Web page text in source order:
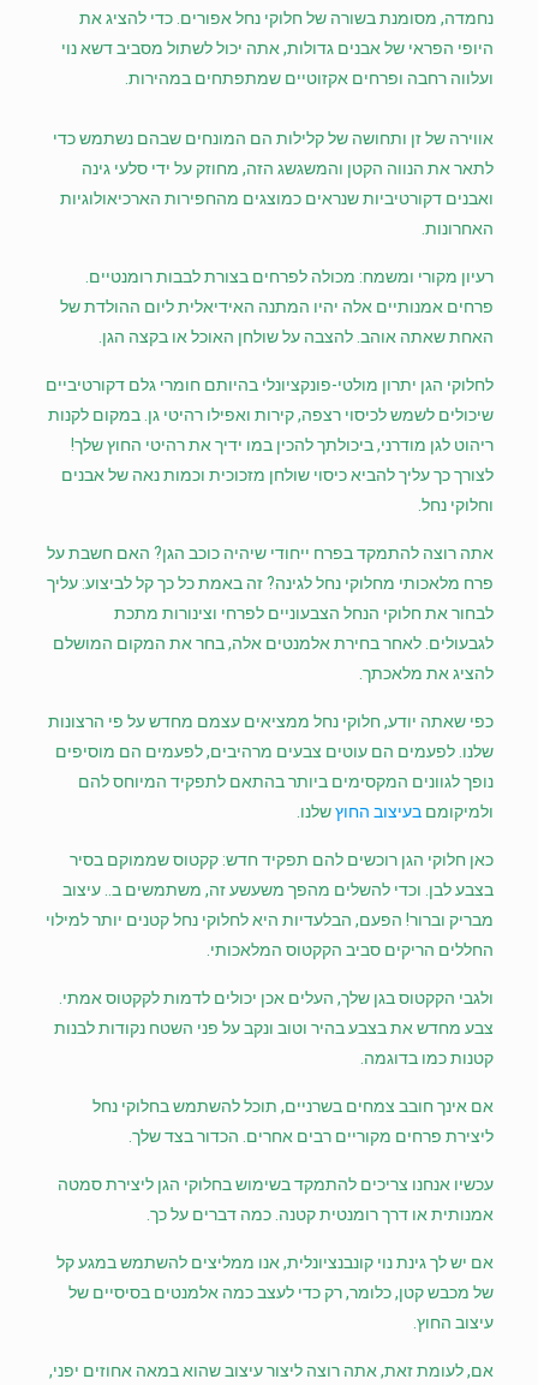
נחמדה, מסומנת בשורה של חלוקי נחל אפורים. כדי להציג את
היופי הפראי של אבנים גדולות, אתה יכול לשתול מסביב דשא נוי
ועלווה רחבה ופרחים אקזוטיים שמתפתחים במהירות.
אווירה של זן ותחושה של קלילות הם המונחים שבהם נשתמש כדי
לתאר את הנווה הקטן והמשגשג הזה, מחוזק על ידי סלעי גינה
ואבנים דקורטיביות שנראים כמוצגים מהחפירות הארכיאולוגיות
האחרונות.
רעיון מקורי ומשמח: מכולה לפרחים בצורת לבבות רומנטיים.
פרחים אמנותיים אלה יהיו המתנה האידיאלית ליום ההולדת של
האחת שאתה אוהב. להצבה על שולחן האוכל או בקצה הגן.
לחלוקי הגן יתרון מולטי-פונקציונלי בהיותם חומרי גלם דקורטיביים
שיכולים לשמש לכיסוי רצפה, קירות ואפילו רהיטי גן. במקום לקנות
ריהוט לגן מודרני, ביכולתך להכין במו ידיך את רהיטי החוץ שלך!
לצורך כך עליך להביא כיסוי שולחן מזכוכית וכמות נאה של אבנים
וחלוקי נחל.
אתה רוצה להתמקד בפרח ייחודי שיהיה כוכב הגן? האם חשבת על
פרח מלאכותי מחלוקי נחל לגינה? זה באמת כל כך קל לביצוע: עליך
לבחור את חלוקי הנחל הצבעוניים לפרחי וצינורות מתכת
לגבעולים. לאחר בחירת אלמנטים אלה, בחר את המקום המושלם
להציג את מלאכתך.
כפי שאתה יודע, חלוקי נחל ממציאים עצמם מחדש על פי הרצונות
שלנו. לפעמים הם עוטים צבעים מרהיבים, לפעמים הם מוסיפים
נופך לגוונים המקסימים ביותר בהתאם לתפקיד המיוחס להם
ולמיקומם בעיצוב החוץשלנו.
כאן חלוקי הגן רוכשים להם תפקיד חדש: קקטוס שממוקם בסיר
בצבע לבן. וכדי להשלים מהפך משעשע זה, משתמשים ב.. עיצוב
מבריק וברור! הפעם, הבלעדיות היא לחלוקי נחל קטנים יותר למילוי
החללים הריקים סביב הקקטוס המלאכותי.
ולגבי הקקטוס בגן שלך, העלים אכן יכולים לדמות לקקטוס אמתי.
צבע מחדש את בצבע בהיר וטוב ונקב על פני השטח נקודות לבנות
קטנות כמו בדוגמה.
אם אינך חובב צמחים בשרניים, תוכל להשתמש בחלוקי נחל
ליצירת פרחים מקוריים רבים אחרים. הכדור בצד שלך.
עכשיו אנחנו צריכים להתמקד בשימוש בחלוקי הגן ליצירת סמטה
אמנותית או דרך רומנטית קטנה. כמה דברים על כך.
אם יש לך גינת נוי קונבנציונלית, אנו ממליצים להשתמש במגע קל
של מכבש קטן, כלומר, רק כדי לעצב כמה אלמנטים בסיסיים של
עיצוב החוץ.
אם, לעומת זאת, אתה רוצה ליצור עיצוב שהוא במאה אחוזים יפני,